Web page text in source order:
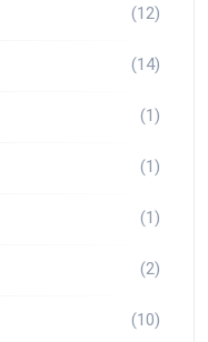
(12)
(14)
(1)
(1)
(1)
(2)
(10)